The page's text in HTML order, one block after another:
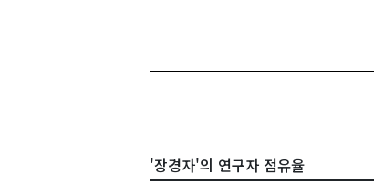
'장경자'의 연구자 점유율